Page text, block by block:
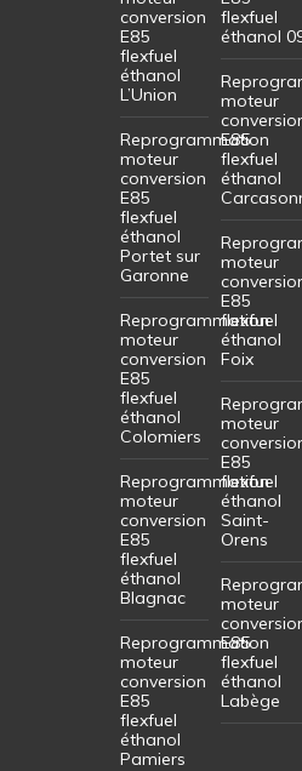
conversion
E85
flexfuel
éthanol
L’Union
Reprogrammation
moteur
conversion
E85
flexfuel
éthanol
Portet sur
Garonne
Reprogrammation
moteur
conversion
E85
flexfuel
éthanol
Colomiers
Reprogrammation
moteur
conversion
E85
flexfuel
éthanol
Blagnac
Reprogrammation
moteur
conversion
E85
flexfuel
éthanol
Pamiers
flexfuel
éthanol
moteur
E85
flexfuel
éthanol
moteur
E85
flexfuel
éthanol
Foix
moteur
E85
flexfuel
éthanol
Saint-
Orens
moteur
E85
flexfuel
éthanol
Labège